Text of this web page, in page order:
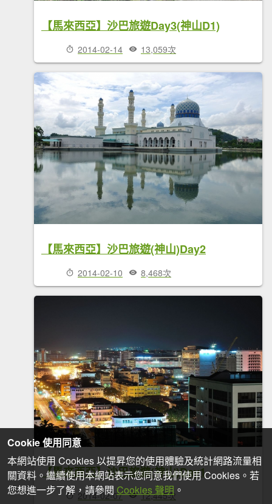
【馬來西亞】沙巴旅遊Day3(神山D1)
2014-02-14 13,059次
【馬來西亞】沙巴旅遊(神山)Day2
2014-02-10 8,468次
【馬來西亞】沙巴旅遊(神山)Day1
2014-02-07 12,445次
Cookie 使用同意
本網站使用 Cookies 以提昇您的使用體驗及統計網路流量相
關資料。繼續使用本網站表示您同意我們使用 Cookies。若
您想進一步了解，請參閱Cookies 聲明 。